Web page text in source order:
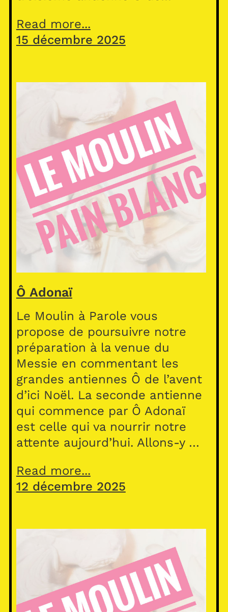
Read more...
15 décembre 2025
Ô Adonaï
Le Moulin à Parole vous
propose de poursuivre notre
préparation à la venue du
Messie en commentant les
grandes antiennes Ô de l’avent
d’ici Noël. La seconde antienne
qui commence par Ô Adonaï
est celle qui va nourrir notre
attente aujourd’hui. Allons-y …
Read more...
12 décembre 2025